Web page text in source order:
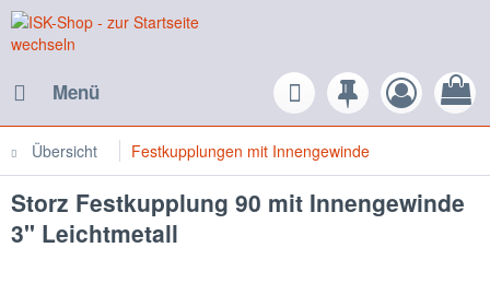
Menü
Übersicht Festkupplungen mit Innengewinde
Storz Festkupplung 90 mit Innengewinde
3" Leichtmetall